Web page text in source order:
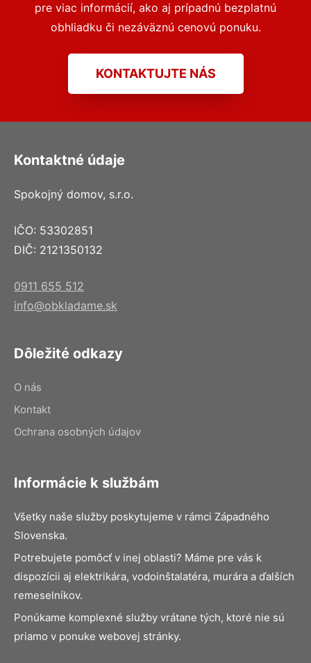
pre viac informácií, ako aj prípadnú bezplatnú
obhliadku či nezáväznú cenovú ponuku.
KONTAKTUJTE NÁS
Kontaktné údaje
Spokojný domov, s.r.o.
IČO: 53302851
DIČ: 2121350132
0911 655 512
info@obkladame.sk
Dôležité odkazy
O nás
Kontakt
Ochrana osobných údajov
Informácie k službám
Všetky naše služby poskytujeme v rámci Západného
Slovenska.
Potrebujete pomôcť v inej oblasti? Máme pre vás k
dispozícii aj elektrikára, vodoinštalatéra, murára a ďalších
remeselníkov.
Ponúkame komplexné služby vrátane tých, ktoré nie sú
priamo v ponuke webovej stránky.